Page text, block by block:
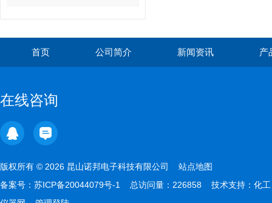
首页 公司简介 新闻资讯 产
在线咨询
版权所有 © 2026 昆山诺邦电子科技有限公司 站点地图
备案号： 苏ICP备20044079号-1 总访问量：226858 技术支持： 化工